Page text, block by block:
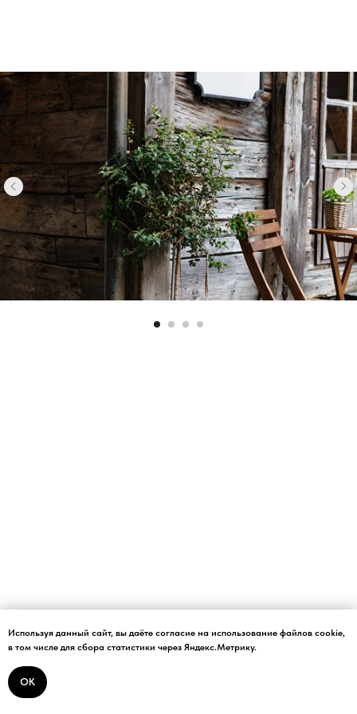
Используя данный сайт, вы даёте согласие на использование файлов cookie,
в том числе для сбора статистики через Яндекс.Метрику.
OK